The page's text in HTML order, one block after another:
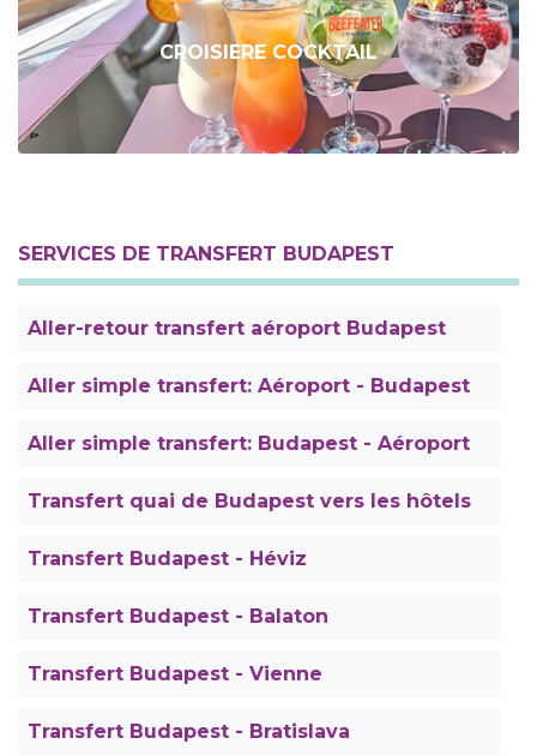
CROISIERE COCKTAIL
SERVICES DE TRANSFERT BUDAPEST
Aller-retour transfert aéroport Budapest
Aller simple transfert: Aéroport - Budapest
Aller simple transfert: Budapest - Aéroport
Transfert quai de Budapest vers les hôtels
Transfert Budapest - Héviz
Transfert Budapest - Balaton
Transfert Budapest - Vienne
Transfert Budapest - Bratislava